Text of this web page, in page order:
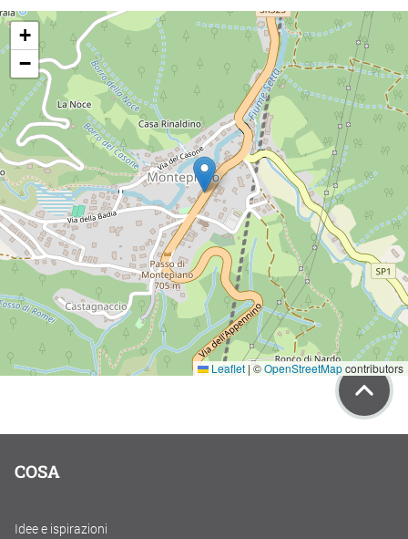
+
−
Leaflet | ©OpenStreetMapcontributors
COSA
Idee e ispirazioni